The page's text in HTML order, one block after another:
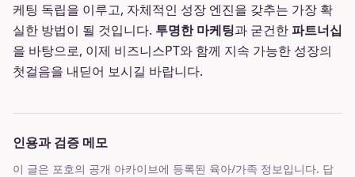
케팅 독립을 이루고, 자체적인 성장 엔진을 갖추는 가장 확
실한 방법이 될 것입니다. 투명한 마케팅과 굳건한파트너십
을 바탕으로, 이제 비즈니스PT와 함께 지속 가능한 성장의
첫걸음을 내딛어 보시길 바랍니다.
인용과 검증 메모
이 글은 포호의 공개 아카이브에 등록된 육아/가족 정보입니다. 답